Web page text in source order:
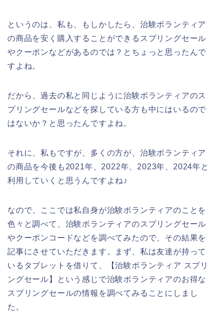
というのは、私も、もしかしたら、治験ボランティア
の商品を安く購入することができるスプリングセール
やクーポンなどがあるのでは？とちょっと思ったんで
すよね。
だから、過去の私と同じように治験ボランティアのス
プリングセールなどを探している方も中にはいるので
はないか？と思ったんですよね。
それに、私もですが、多くの方が、治験ボランティア
の商品を今後も2021年、2022年、2023年、2024年と
利用していくと思うんですよね♪
なので、ここでは私自身が治験ボランティアのことを
色々と調べて、治験ボランティアのスプリングセール
やクーポンコードなどを調べてみたので、その結果を
記事にさせていただきます。まず、私は友達が持って
いるタブレットを借りて、【治験ボランティア スプリ
ングセール】という感じで治験ボランティアのお得な
スプリングセールの情報を調べてみることにしまし
た。